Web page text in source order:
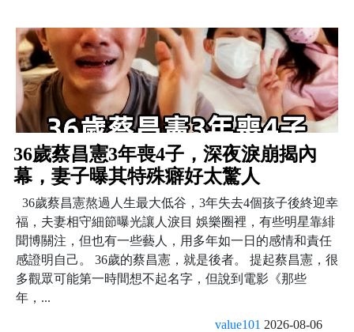
36歲蔡昌憲3年喪4子，深夜淚崩揭內
幕，妻子曝其特殊癖好太驚人
36歲蔡昌憲熬過人生最大低谷，3年失去4個孩子後終迎幸
福，夫妻相守細節曝光讓人淚目 娛樂圈裡，有些明星靠緋
聞博關注，但也有一些藝人，用多年如一日的感情和責任
感證明自己。 36歲的蔡昌憲，就是後者。 提起蔡昌憲，很
多觀眾可能第一時間想不起名字，但說到電影《那些
年，...
value101 2026-08-06